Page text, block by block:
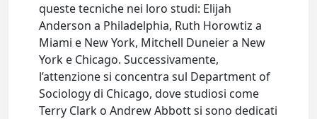
queste tecniche nei loro studi: Elijah
Anderson a Philadelphia, Ruth Horowtiz a
Miami e New York, Mitchell Duneier a New
York e Chicago. Successivamente,
l’attenzione si concentra sul Department of
Sociology di Chicago, dove studiosi come
Terry Clark o Andrew Abbott si sono dedicati